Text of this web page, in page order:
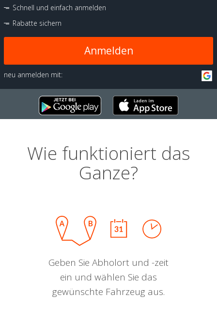
Schnell und einfach anmelden
Rabatte sichern
Anmelden
neu anmelden mit:
Wie funktioniert das
Ganze?
Geben Sie Abholort und -zeit
ein und wählen Sie das
gewünschte Fahrzeug aus.